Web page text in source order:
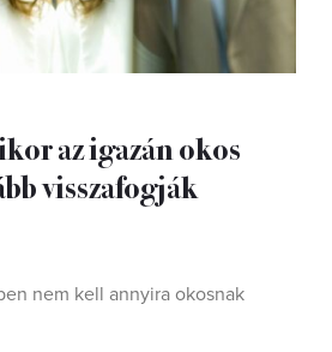
az igazán okos
visszafogják
nem kell annyira okosnak